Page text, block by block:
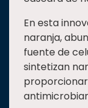
En esta
naranja,
fuente de
sintetizan